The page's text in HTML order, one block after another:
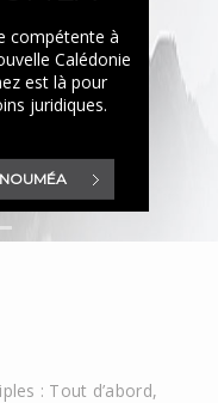
compétente à
Calédonie
est là pour
juridiques.
: Tout d’abord,